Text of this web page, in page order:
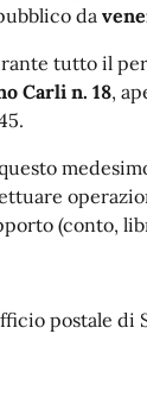
da
tutto il
Carli n. 18,
(conto,
postale di